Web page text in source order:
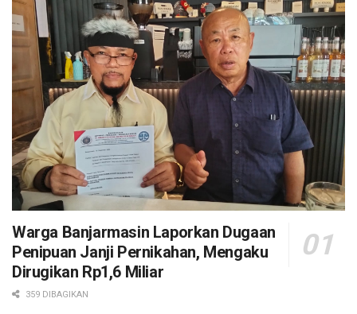
Warga Banjarmasin Laporkan Dugaan
Penipuan Janji Pernikahan, Mengaku
Dirugikan Rp1,6 Miliar
359 DIBAGIKAN